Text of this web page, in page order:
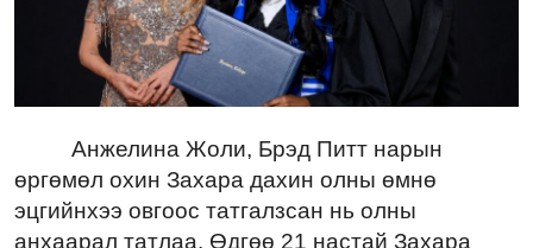
Анжелина Жоли, Брэд Питт нарын
өргөмөл охин Захара дахин олны өмнө
эцгийнхээ овгоос татгалзсан нь олны
анхаарал татлаа. Өдгөө 21 настай Захара